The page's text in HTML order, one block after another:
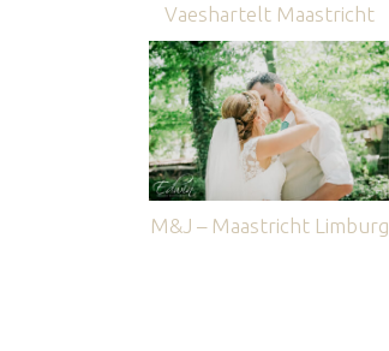
Vaeshartelt Maastricht
M&J – Maastricht Limburg